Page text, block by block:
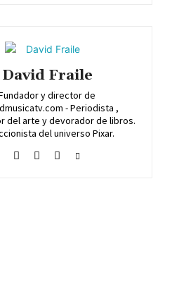
David Fraile
y director de
- Periodista ,
del arte y devorador de libros.
del universo Pixar.